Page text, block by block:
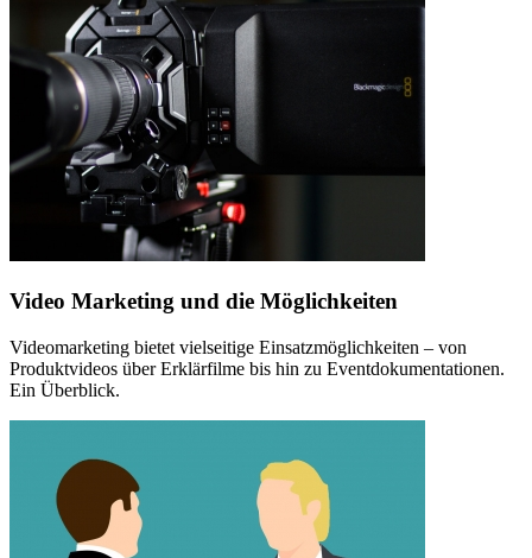
Video Marketing und die Möglichkeiten
Videomarketing bietet vielseitige Einsatzmöglichkeiten – von
Produktvideos über Erklärfilme bis hin zu Eventdokumentationen.
Ein Überblick.